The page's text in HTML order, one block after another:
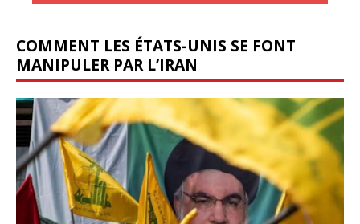
COMMENT LES ÉTATS-UNIS SE FONT
MANIPULER PAR L’IRAN